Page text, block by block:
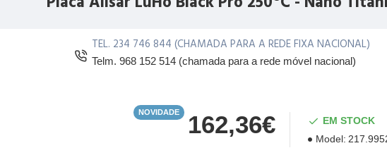
TEL. 234 746 844 (CHAMADA PARA A REDE FIXA NACIONAL)
Telm. 968 152 514 (chamada para a rede móvel nacional)
NOVIDADE 162,36€
EM STOCK
Model: